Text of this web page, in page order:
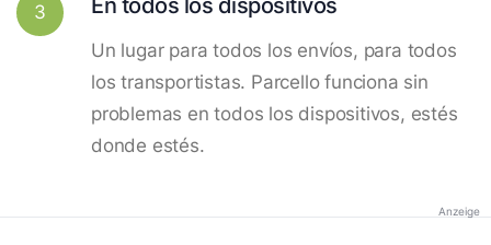
3
Un lugar para todos los envíos, para todos
los transportistas. Parcello funciona sin
problemas en todos los dispositivos, estés
donde estés.
Anzeige